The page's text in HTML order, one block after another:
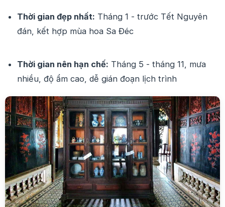
Thời gian đẹp nhất: Tháng 1 - trước Tết Nguyên
đán, kết hợp mùa hoa Sa Đéc
Thời gian nên hạn chế: Tháng 5 - tháng 11, mưa
nhiều, độ ẩm cao, dễ gián đoạn lịch trình